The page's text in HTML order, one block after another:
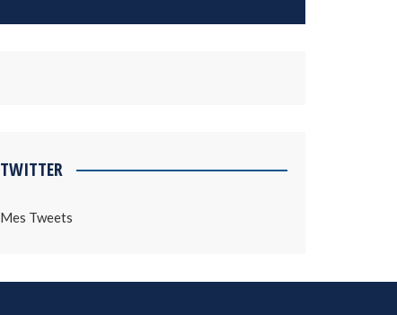
TWITTER
Mes Tweets